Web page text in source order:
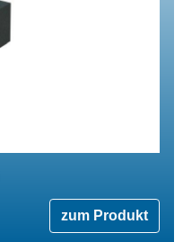
zum Produkt